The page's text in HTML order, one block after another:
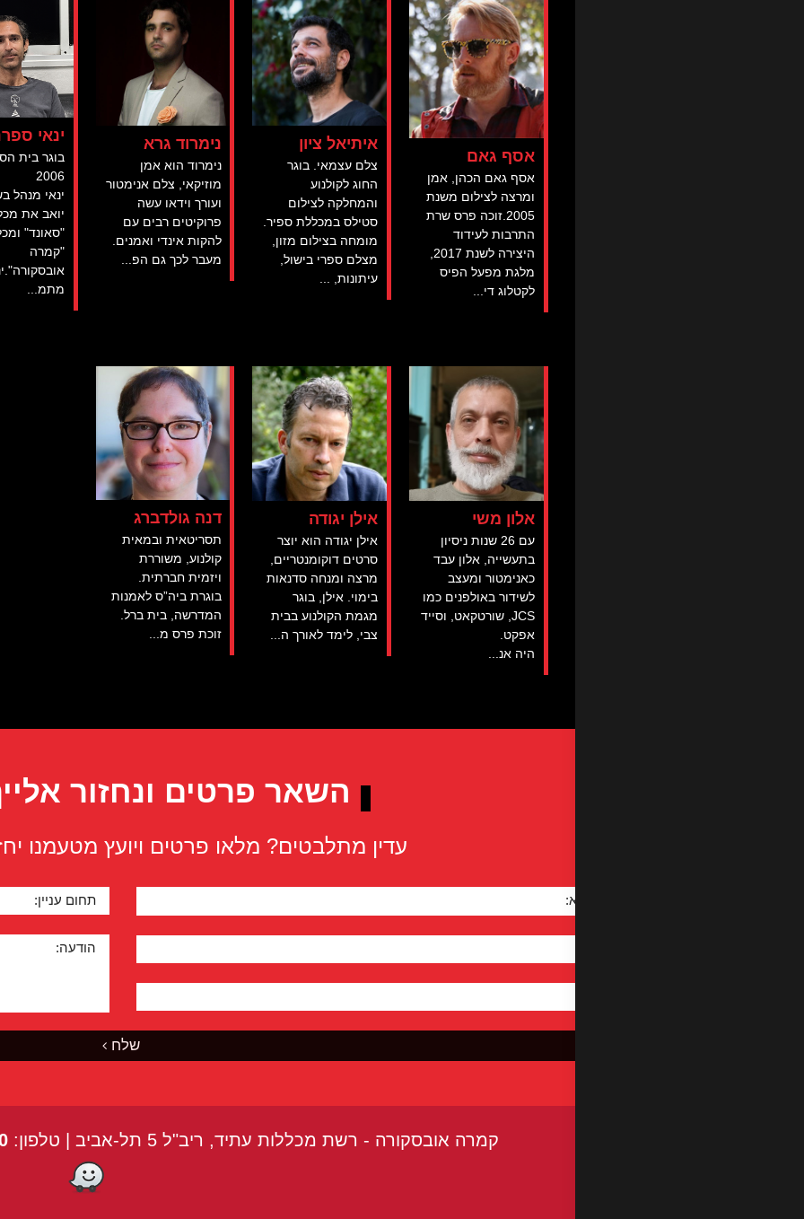
אסף גאם
אסף גאם הכהן, אמן
ומרצה לצילום משנת
2005.זוכה פרס שרת
התרבות לעידוד
מלגת מפעל הפיס
לקטלוג די...
איתיאל ציון
צלם עצמאי. בוגר
החוג לקולנוע
והמחלקה לצילום
סטילס במכללת ספיר.
מומחה בצילום מזון,
מצלם ספרי בישול,
עיתונות, ...
נימרוד גרא
נימרוד הוא אמן
מוזיקאי, צלם אנימטור
ועורך וידאו עשה
פרוקיטים רבים עם
להקות אינדי ואמנים.
מעבר לכך גם הפ...
ינאי
בוגר בית
2006
ינאי מנהל
יואב את
"סאונד"
"קמרה
מתמ...
אלון משי
עם 26 שנות ניסיון
בתעשייה, אלון עבד
כאנימטור ומעצב
לשידור באולפנים כמו
JCS, שורטקאט, וסייד
אפקט.
היה אנ...
אילן יגודה
אילן יגודה הוא יוצר
סרטים דוקומנטריים,
מרצה ומנחה סדנאות
בימוי. אילן, בוגר
מגמת הקולנוע בבית
צבי, לימד לאורך ה...
דנה גולדברג
תסריטאית ובמאית
קולנוע, משוררת
ויזמית חברתית.
בוגרת ביה”ס לאמנות
המדרשה, בית ברל.
זוכת פרס מ...
השאר פרטים ונחזור
עדין מתלבטים? מלאו פרטים ויועץ מטעמנו
שם מלא: תחום עניין:
הודעה:
שלח
קמרה אובסקורה - רשת מכללות עתיד, ריב"ל 5 תל-אביב | טלפון: